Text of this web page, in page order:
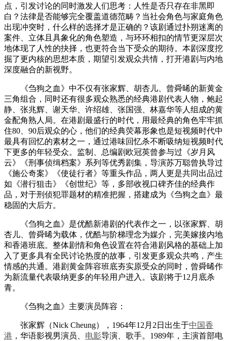
点，引发讨论的同时激发人们思考：人性是否只存在非黑即
白？法律是否能够完全覆盖道德范畴？当社会角色与家庭角色
出现冲突时，什么样的选择才是正确的？该剧通过扑朔迷离的
案件、立体且具象化的角色塑造，与环环相扣的情节更深层次
地体现了人性的抉择，也更符合当下受众的期待。本剧深度挖
掘了更内核的思想本质，期望引发观众共情，打开港剧与内地
深度融合的新视野。
《刍狗之血》中不仅有张家辉、胡杏儿、曾舜晞的新黄金
三角组合，同时还有很多观众熟悉的经典港剧代表人物，鲍起
静、张兆辉、谢天华、许绍雄、张国强、林嘉华等人组成的黄
金配角熟人局。在港剧最盛行的时代，用最经典的角色牢牢抓
住80、90后观众的心，他们的经典荧幕形象也是短视频时代中
最具有回忆的素材之一，通过港味回忆杀不断吸纳短视频时代
下更多的年轻受众。监制、总编剧欧冠英曾参与过《岁月风
云》《刑事侦缉档案》系列等优秀剧集，导演苏万聪曾执导过
《施公奇案》《使徒行者》等重头作品，两人更是共同出品过
如《潜行狙击》《创世纪》等，多部收视口碑齐佳的经典作
品，对于刑侦犯罪题材的精准把握，搭建成为《刍狗之血》最
稳固的大后方。
《刍狗之血》是优酷新港剧的代表作之一，以张家辉、胡
杏儿、曾舜晞为载体，优酷与阶梯理念为媒介，完美嫁接内地
和香港班底。整体剧情和角色设置在符合港剧风格的基础上加
入了更多具有全民讨论热度的故事，引发更多观众共鸣，产生
情感的共通。港剧黄金阵容班底夯实原受众的同时，曾舜晞作
为新流量代表吸纳更多的年轻用户进入。该剧将于12月底杀
青。
《刍狗之血》主要演员阵容：
张家辉（Nick Cheung），1964年12月2日出生于中国香
港 ，华语影视男演员、 电影导演、歌手。1989年，主演首部电